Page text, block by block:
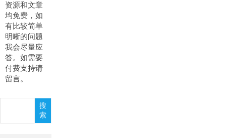
资源和文章
均免费，如
有比较简单
明晰的问题
我会尽量应
答。如需要
付费支持请
留言。
搜
索